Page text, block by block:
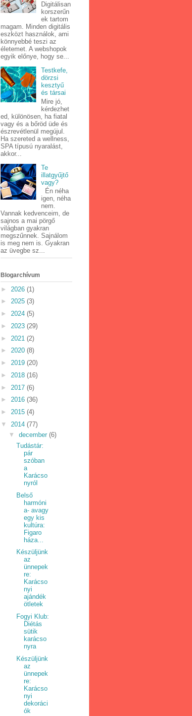
Digitálisan
korszerűn
ek tartom
magam. Minden digitális
eszközt használok, ami
könnyebbé teszi az
életemet. A webshopok
egyik előnye, hogy se...
Testkefe,
dörzsi
kesztyű
és társai
Mire jó,
kérdezhet
ed, különösen, ha fiatal
vagy és a bőröd üde és
észrevétlenül megújul.
Ha szereted a wellness,
SPA típusú nyaralást,
akkor...
Te
illatgyűjtő
vagy?
Én néha
igen, néha
nem.
Vannak kedvenceim, de
sajnos a mai pörgő
világban gyakran
megszűnnek. Sajnálom
is meg nem is. Gyakran
az üvegbe sz...
Blogarchívum
► 2026 (1)
► 2025 (3)
► 2024 (5)
► 2023 (29)
► 2021 (2)
► 2020 (8)
► 2019 (20)
► 2018 (16)
► 2017 (6)
► 2016 (36)
► 2015 (4)
▼ 2014 (77)
▼ december (6)
Tudástár:
pár
szóban
a
Karácso
nyról
Belső
harmóni
a- avagy
egy kis
kultúra:
Figaro
háza...
Készüljünk
az
ünnepek
re:
Karácso
nyi
ajándék
ötletek
Fogyi Klub:
Diétás
sütik
karácso
nyra
Készüljünk
az
ünnepek
re:
Karácso
nyi
dekoráci
ók